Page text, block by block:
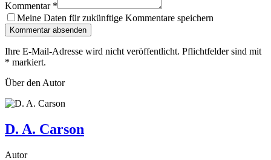
Kommentar *
Meine Daten für zukünftige Kommentare speichern
Kommentar absenden
Ihre E-Mail-Adresse wird nicht veröffentlicht. Pflichtfelder sind mit
* markiert.
Über den Autor
D. A. Carson
Autor